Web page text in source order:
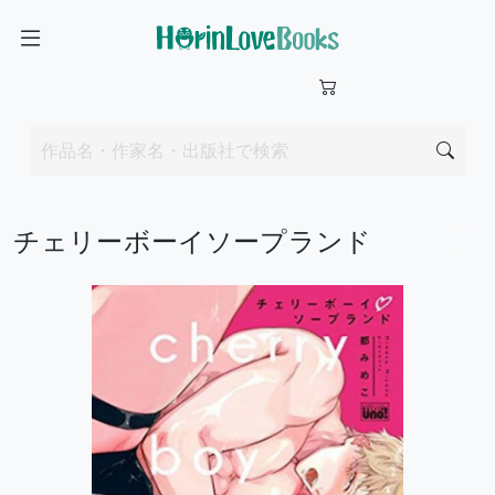
チェリーボーイソープランド